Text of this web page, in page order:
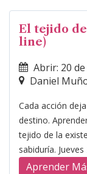
El tejido
line)
Abrir: 20
Daniel
Cada acción
destino.
tejido de la
sabiduría.
Aprender